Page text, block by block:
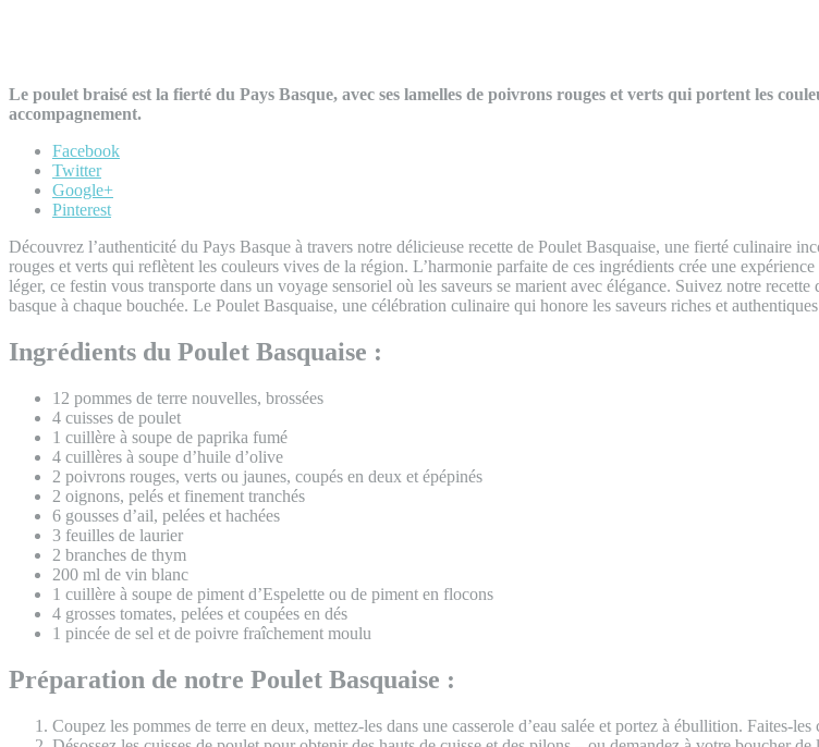
Le poulet braisé est la fierté du Pays Basque, avec ses lamelles de poivrons rouges et verts qui portent les
accompagnement.
Facebook
Twitter
Google+
Pinterest
Découvrez l’authenticité du Pays Basque à travers notre délicieuse recette de Poulet Basquaise, une fierté culinaire
rouges et verts qui reflètent les couleurs vives de la région. L’harmonie parfaite de ces ingrédients crée une
léger, ce festin vous transporte dans un voyage sensoriel où les saveurs se marient avec élégance. Suivez notre
basque à chaque bouchée. Le Poulet Basquaise, une célébration culinaire qui honore les saveurs riches et
Ingrédients du Poulet Basquaise :
12 pommes de terre nouvelles, brossées
4 cuisses de poulet
1 cuillère à soupe de paprika fumé
4 cuillères à soupe d’huile d’olive
2 poivrons rouges, verts ou jaunes, coupés en deux et épépinés
2 oignons, pelés et finement tranchés
6 gousses d’ail, pelées et hachées
3 feuilles de laurier
2 branches de thym
200 ml de vin blanc
1 cuillère à soupe de piment d’Espelette ou de piment en flocons
4 grosses tomates, pelées et coupées en dés
1 pincée de sel et de poivre fraîchement moulu
Préparation de notre Poulet Basquaise :
Coupez les pommes de terre en deux, mettez-les dans une casserole d’eau salée et portez à ébullition. Faites-